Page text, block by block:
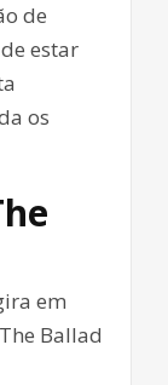
de
estar
os
em
Ballad